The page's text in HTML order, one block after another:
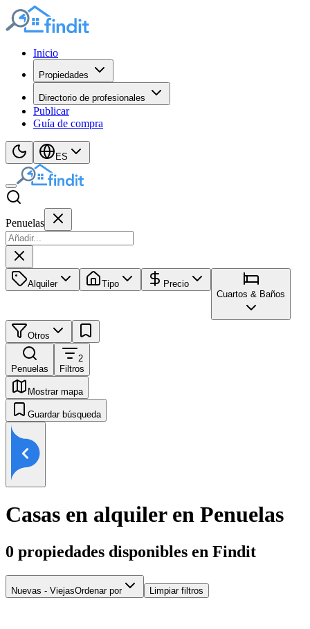
Inicio
Propiedades
Directorio de profesionales
Publicar
Guía de compra
ES
Penuelas
Alquiler Tipo
Precio
Cuartos & Baños
Otros
Penuelas
2
Filtros
Mostrar mapa
Guardar búsqueda
Casas en alquiler en Penuelas
0 propiedades disponibles en Findit
Nuevas - ViejasOrdenar por Limpiar filtros